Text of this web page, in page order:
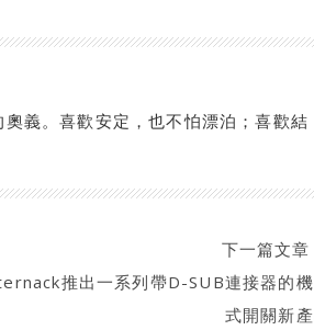
義。喜歡安定，也不怕漂泊；喜歡結
下一篇文章
推出一系列帶D-SUB連接器的
式開關新